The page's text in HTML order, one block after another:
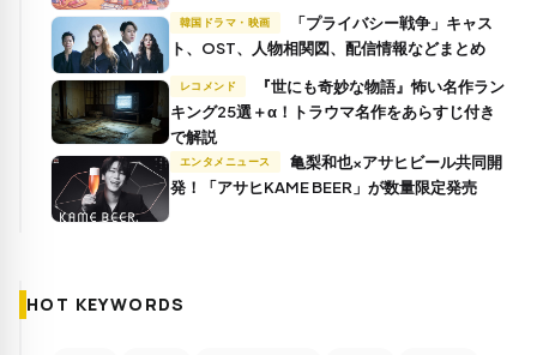
韓国ドラマ・映画
ト、OST、人物相関図、配信情報などまとめ
レコメンド
キング25選＋α！トラウマ名作をあらすじ付き
で解説
エンタメニュース
発！「アサヒKAME BEER」が数量限定発売
HOT KEYWORDS